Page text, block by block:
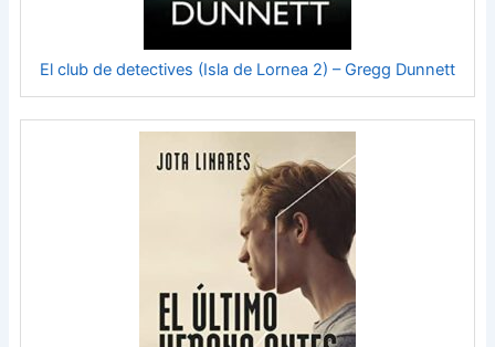
El club de detectives (Isla de Lornea 2) – Gregg Dunnett